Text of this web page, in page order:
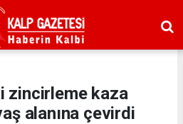
zincirleme kaza
alanına çevirdi